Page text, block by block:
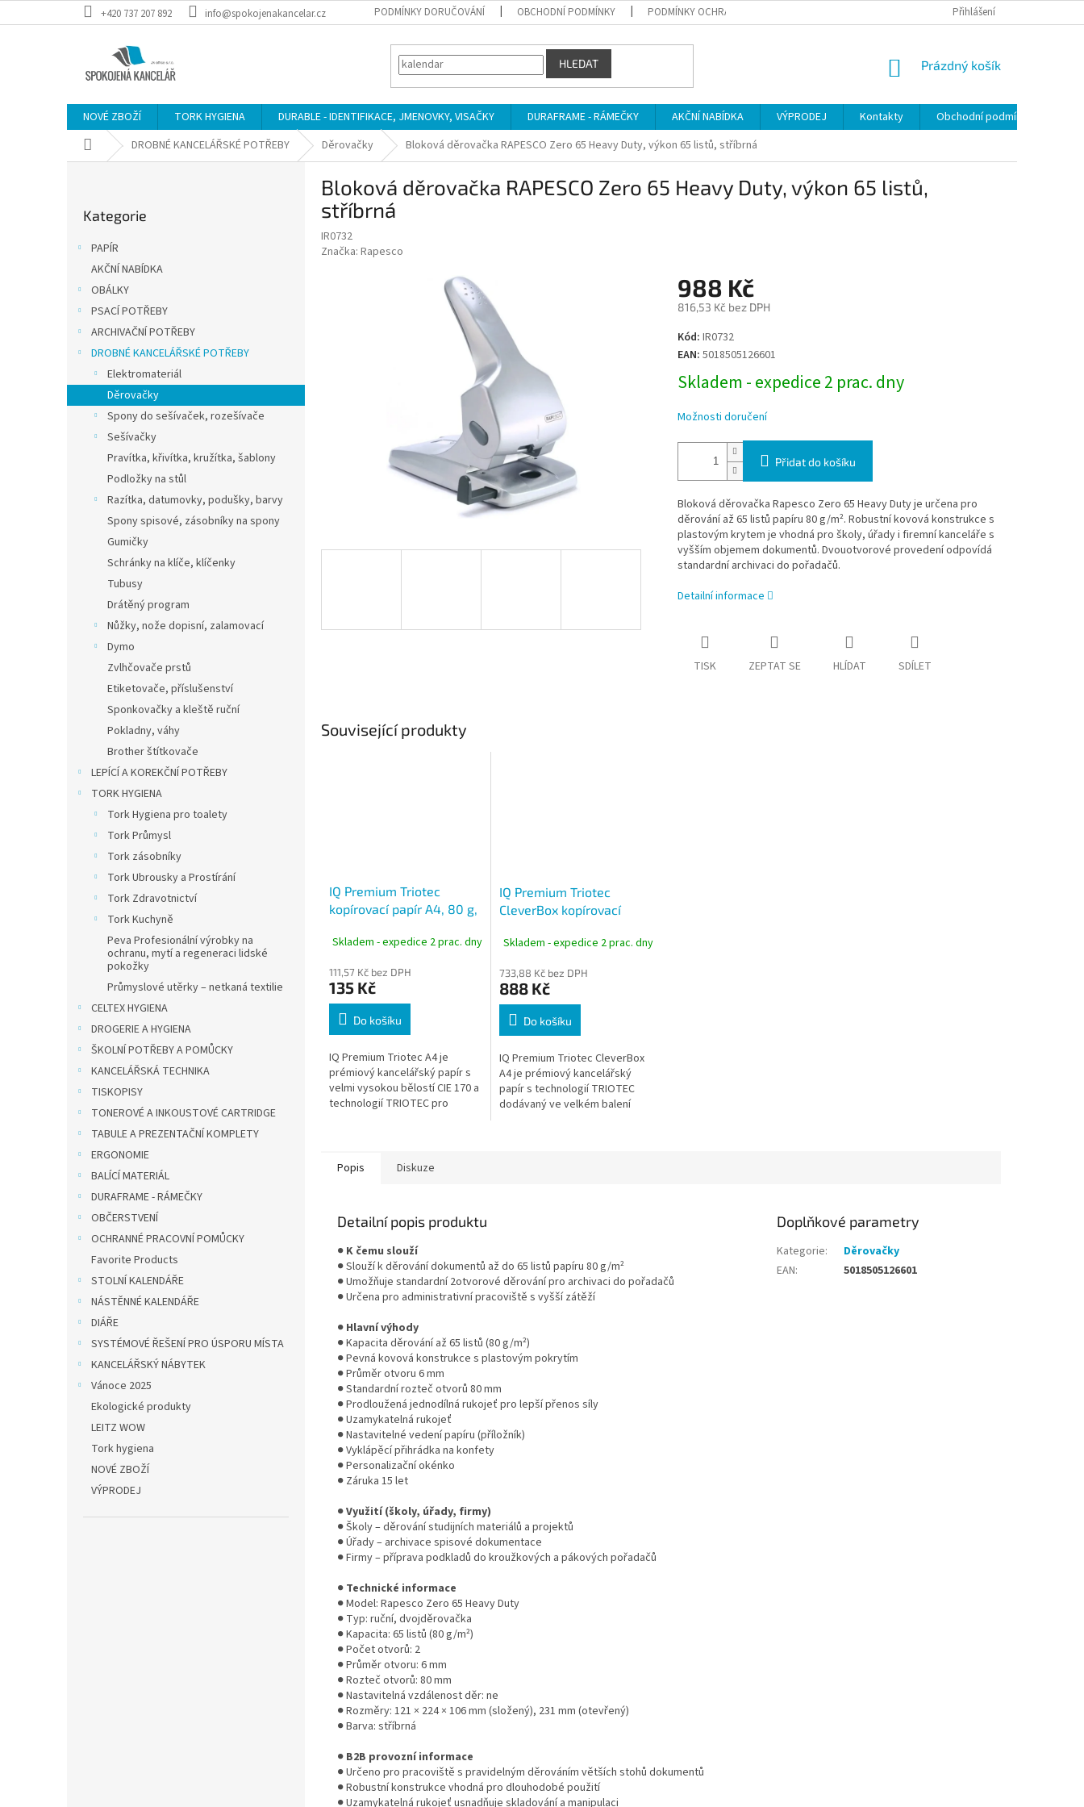
na
+420 737 207 892 info@spokojenakancelar.cz PODMÍNKY DORUČOVÁNÍ OBCHODNÍ PODMÍNKY PODMÍNKY OCHRANY OSOBNÍCH ÚDAJŮ Přihlášení
HLEDAT
NÁKUPNÍ
Prázdný košík
NOVÉ ZBOŽÍ TORK HYGIENA DURABLE - IDENTIFIKACE, JMENOVKY, VISAČKY DURAFRAME - RÁMEČKY AKČNÍ NABÍDKA VÝPRODEJ Kontakty
Obchodní podmínky
Domů DROBNÉ KANCELÁŘSKÉ POTŘEBY Děrovačky Bloková děrovačka RAPESCO Zero 65 Heavy Duty, výkon 65 listů, stříbrná
e
l
kategorie
Kategorie
PAPÍR
AKČNÍ NABÍDKA
OBÁLKY
PSACÍ POTŘEBY
ARCHIVAČNÍ POTŘEBY
DROBNÉ KANCELÁŘSKÉ POTŘEBY
Elektromateriál
Děrovačky
Spony do sešívaček, rozešívače
Sešívačky
Pravítka, křivítka, kružítka, šablony
Podložky na stůl
Razítka, datumovky, podušky, barvy
Spony spisové, zásobníky na spony
Gumičky
Schránky na klíče, klíčenky
Tubusy
Drátěný program
Nůžky, nože dopisní, zalamovací
Dymo
Zvlhčovače prstů
Etiketovače, příslušenství
Sponkovačky a kleště ruční
Pokladny, váhy
Brother štítkovače
LEPÍCÍ A KOREKČNÍ POTŘEBY
TORK HYGIENA
Tork Hygiena pro toalety
Tork Průmysl
Tork zásobníky
Tork Ubrousky a Prostírání
Tork Zdravotnictví
Tork Kuchyně
Peva Profesionální výrobky na
ochranu, mytí a regeneraci lidské
pokožky
Průmyslové utěrky – netkaná textilie
CELTEX HYGIENA
DROGERIE A HYGIENA
ŠKOLNÍ POTŘEBY A POMŮCKY
KANCELÁŘSKÁ TECHNIKA
TISKOPISY
TONEROVÉ A INKOUSTOVÉ CARTRIDGE
TABULE A PREZENTAČNÍ KOMPLETY
ERGONOMIE
BALÍCÍ MATERIÁL
DURAFRAME - RÁMEČKY
OBČERSTVENÍ
OCHRANNÉ PRACOVNÍ POMŮCKY
Favorite Products
STOLNÍ KALENDÁŘE
NÁSTĚNNÉ KALENDÁŘE
DIÁŘE
SYSTÉMOVÉ ŘEŠENÍ PRO ÚSPORU MÍSTA
KANCELÁŘSKÝ NÁBYTEK
Vánoce 2025
Ekologické produkty
LEITZ WOW
Tork hygiena
NOVÉ ZBOŽÍ
VÝPRODEJ
Bloková děrovačka RAPESCO Zero 65 Heavy Duty, výkon 65 listů,
stříbrná
IR0732
Značka: Rapesco
988 Kč
816,53 Kč bez DPH
Měrná
cena:
Kód: IR0732
EAN: 5018505126601
Skladem - expedice 2 prac. dny
Možnosti doručení
Přidat do košíku
Bloková děrovačka Rapesco Zero 65 Heavy Duty je určena pro
děrování až 65 listů papíru 80 g/m². Robustní kovová konstrukce s
plastovým krytem je vhodná pro školy, úřady i firemní kanceláře s
vyšším objemem dokumentů. Dvouotvorové provedení odpovídá
standardní archivaci do pořadačů.
Detailní informace
TISK ZEPTAT SE HLÍDAT SDÍLET
Související produkty
IQ Premium Triotec
kopírovací papír A4, 80 g,
Skladem - expedice 2 prac. dny
111,57 Kč bez DPH
135 Kč
Do košíku
IQ Premium Triotec A4 je
prémiový kancelářský papír s
velmi vysokou bělostí CIE 170 a
technologií TRIOTEC pro
IQ Premium Triotec
CleverBox kopírovací
Skladem - expedice 2 prac. dny
733,88 Kč bez DPH
888 Kč
Do košíku
IQ Premium Triotec CleverBox
A4 je prémiový kancelářský
papír s technologií TRIOTEC
dodávaný ve velkém balení
Popis
Diskuze
Detailní popis produktu
● K čemu slouží
● Slouží k děrování dokumentů až do 65 listů papíru 80 g/m²
● Umožňuje standardní 2otvorové děrování pro archivaci do pořadačů
● Určena pro administrativní pracoviště s vyšší zátěží
● Hlavní výhody
● Kapacita děrování až 65 listů (80 g/m²)
● Pevná kovová konstrukce s plastovým pokrytím
● Průměr otvoru 6 mm
● Standardní rozteč otvorů 80 mm
● Prodloužená jednodílná rukojeť pro lepší přenos síly
● Uzamykatelná rukojeť
● Nastavitelné vedení papíru (příložník)
● Vyklápěcí přihrádka na konfety
● Personalizační okénko
● Záruka 15 let
●Využití (školy, úřady, firmy)
● Školy – děrování studijních materiálů a projektů
● Úřady – archivace spisové dokumentace
● Firmy – příprava podkladů do kroužkových a pákových pořadačů
● Technické informace
● Model: Rapesco Zero 65 Heavy Duty
● Typ: ruční, dvojděrovačka
● Kapacita: 65 listů (80 g/m²)
● Počet otvorů: 2
● Průměr otvoru: 6 mm
● Rozteč otvorů: 80 mm
● Nastavitelná vzdálenost děr: ne
● Rozměry: 121 × 224 × 106 mm (složený), 231 mm (otevřený)
● Barva: stříbrná
● B2B provozní informace
● Určeno pro pracoviště s pravidelným děrováním větších stohů dokumentů
● Robustní konstrukce vhodná pro dlouhodobé použití
● Uzamykatelná rukojeť usnadňuje skladování a manipulaci
Doplňkové parametry
Kategorie:
Děrovačky
EAN: 5018505126601